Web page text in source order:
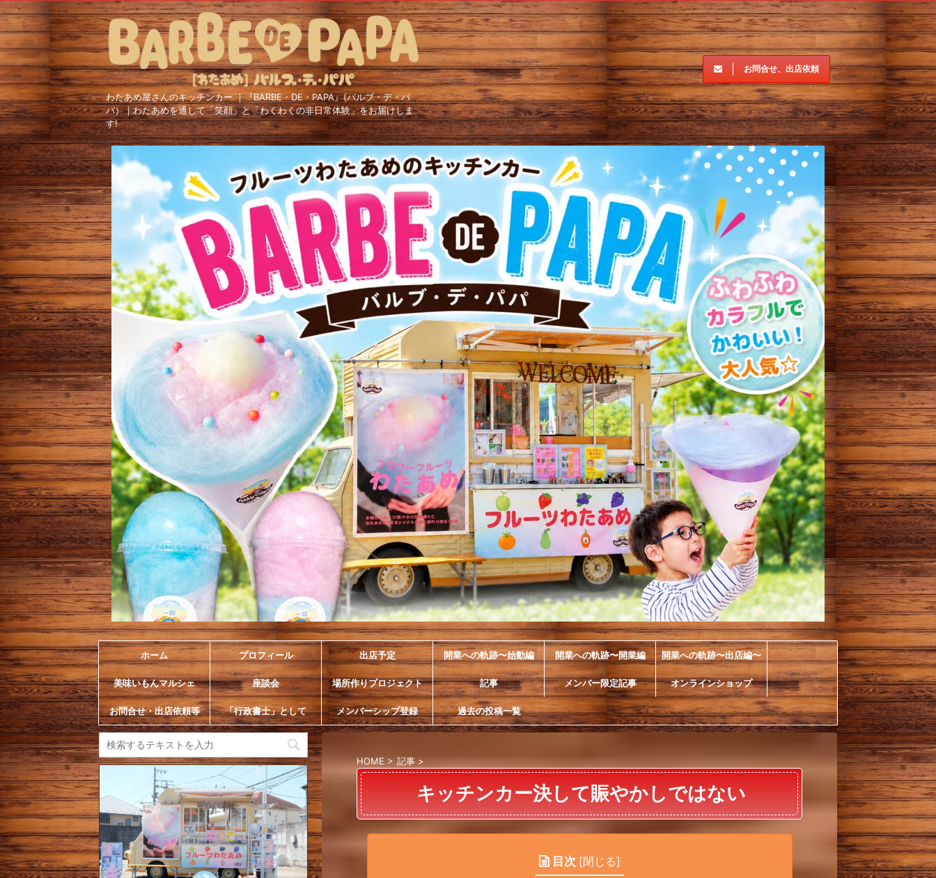
わたあめ屋さんのキッチンカー ｜『BARBE・DE・PAPA』(バルブ・デ・パ
パ）｜わたあめを通して「笑顔」と「わくわくの非日常体験」をお届けしま
す!
お問合せ、出店依頼
ホーム プロフィール 出店予定 開業への軌跡〜始動編 開業への軌跡〜開業編 開業への軌跡〜出店編〜
美味いもんマルシェ 座談会 場所作りプロジェクト 記事 メンバー限定記事 オンラインショップ
お問合せ・出店依頼等 「行政書士」として メンバーシップ登録 過去の投稿一覧
HOME > 記事 >
キッチンカー決して賑やかしではない
目次 [閉じる]